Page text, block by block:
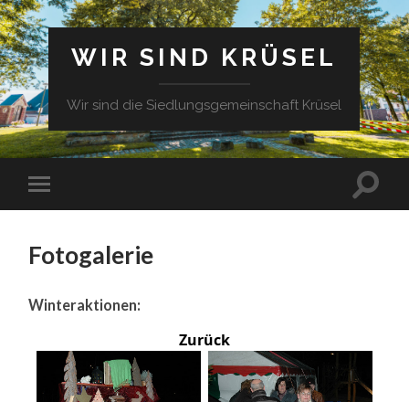
WIR SIND KRÜSEL
Wir sind die Siedlungsgemeinschaft Krüsel
Fotogalerie
Winteraktionen:
Zurück